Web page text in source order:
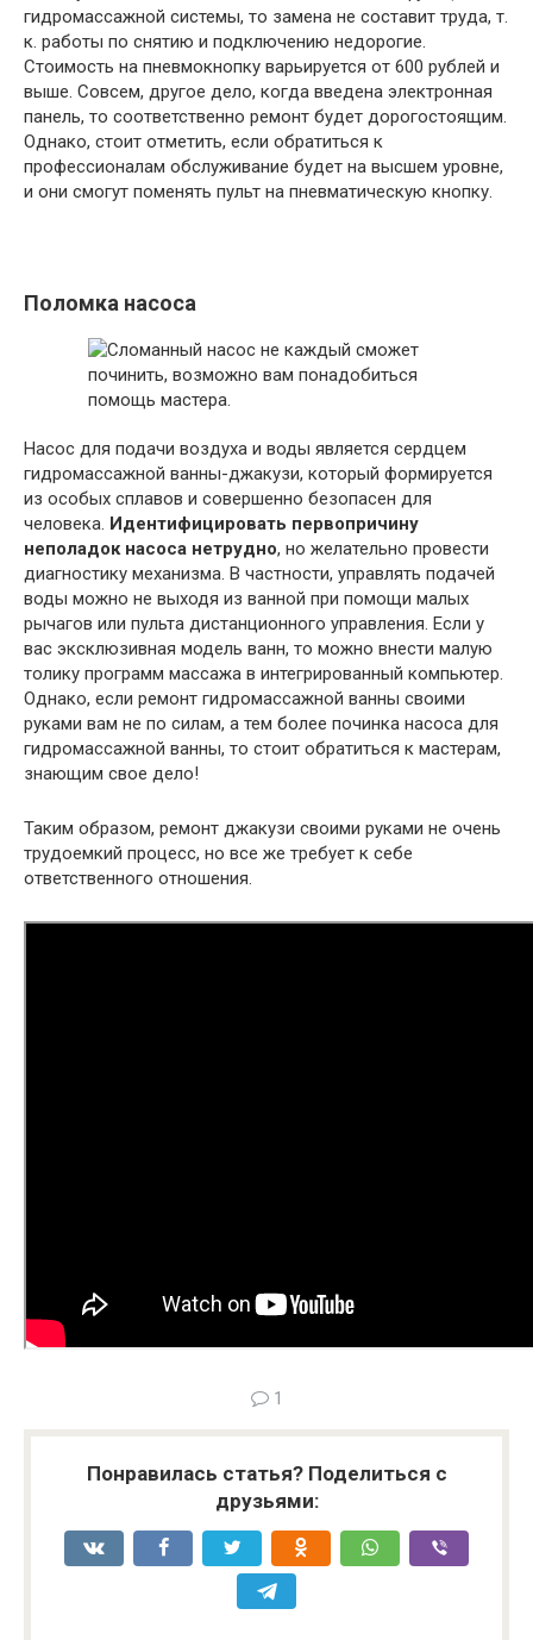
гидромассажной системы, то замена не составит труда, т.
к. работы по снятию и подключению недорогие.
Стоимость на пневмокнопку варьируется от 600 рублей и
выше. Совсем, другое дело, когда введена электронная
панель, то соответственно ремонт будет дорогостоящим.
Однако, стоит отметить, если обратиться к
профессионалам обслуживание будет на высшем уровне,
и они смогут поменять пульт на пневматическую кнопку.
Поломка насоса
Насос для подачи воздуха и воды является сердцем
гидромассажной ванны-джакузи, который формируется
из особых сплавов и совершенно безопасен для
человека. Идентифицировать первопричину
неполадок насоса нетрудно, но желательно провести
диагностику механизма. В частности, управлять подачей
воды можно не выходя из ванной при помощи малых
рычагов или пульта дистанционного управления. Если у
вас эксклюзивная модель ванн, то можно внести малую
толику программ массажа в интегрированный компьютер.
Однако, если ремонт гидромассажной ванны своими
руками вам не по силам, а тем более починка насоса для
гидромассажной ванны, то стоит обратиться к мастерам,
знающим свое дело!
Таким образом, ремонт джакузи своими руками не очень
трудоемкий процесс, но все же требует к себе
ответственного отношения.
1
Понравилась статья? Поделиться с
друзьями: